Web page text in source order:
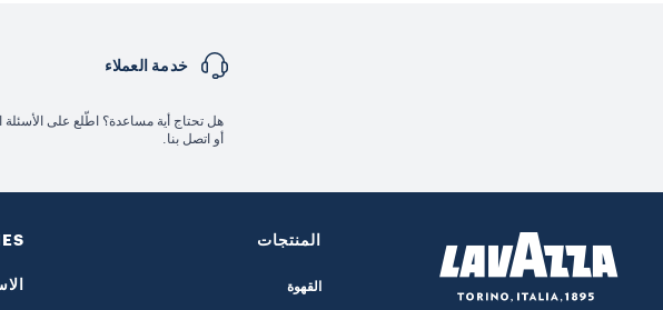
خدمة العملاء
هل تحتاج أية مساعدة؟ اطّلع على الأسئلة
أو اتصل بنا.
المنتجات
القهوة